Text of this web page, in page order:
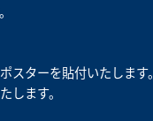
スターを貼付いたします。
します。